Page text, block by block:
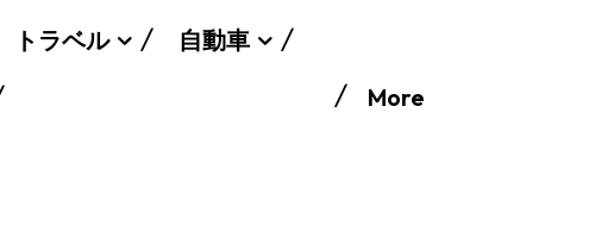
トラベル
自動車
More